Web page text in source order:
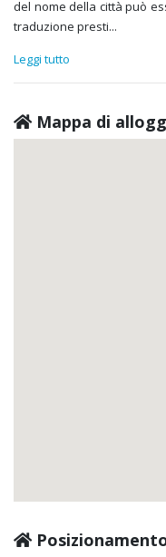
del nome della città può
traduzione presti...
Leggi tutto
Mappa di